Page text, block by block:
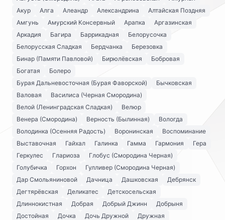
Акур
Алга Алеандр Александрина
Алтайская Поздняя
Амгунь
Амурский Консервный Арапка
Аргазинская
Аркадия
Багира Баррикадная
Белорусочка
Белорусская Сладкая
Бердчанка
Березовка
Бинар (Памяти Павловой)
Бирюлёвская
Бобровая
Богатая
Болеро
Бурая Дальневосточная (Бурая Фаворской)
Бычковская
Валовая
Василиса (Черная Смородина)
Велой (Ленинградская Сладкая)
Велюр
Венера (Смородина)
Верность (Былинная)
Вологда
Володинка (Осенняя Радость)
Воронинская
Воспоминание
Выставочная
Гайхал Галинка Гамма Гармония
Гера
Геркулес
Глариоза
Глобус (Смородина Черная)
Голубичка
Горхон
Гулливер (Смородина Черная)
Дар Смольяниновой
Дачница Дашковская
Дебрянск
Дегтярёвская
Деликатес
Детскосельская
Длиннокистная
Добрая Добрый Джинн
Добрыня
Достойная
Дочка Дочь Дружной
Дружная